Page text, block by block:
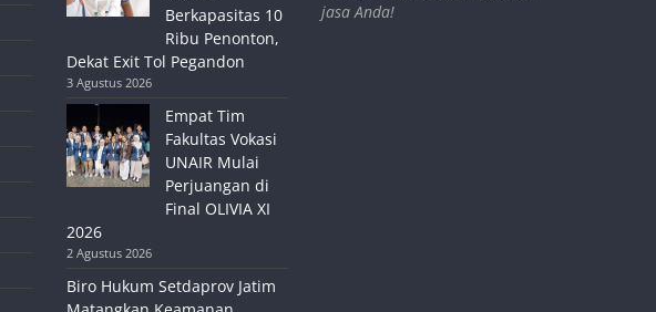
Berkapasitas 10
Ribu Penonton,
Dekat Exit Tol Pegandon
3 Agustus 2026
Empat Tim
Fakultas Vokasi
UNAIR Mulai
Perjuangan di
Final OLIVIA XI
2026
2 Agustus 2026
Biro Hukum Setdaprov Jatim
jasa Anda!